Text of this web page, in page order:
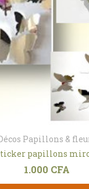
Papillons &
papillons
1.000 CFA